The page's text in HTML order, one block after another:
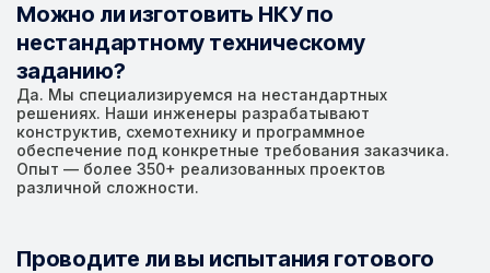
Можно ли изготовить НКУ по
нестандартному техническому
заданию?
Да. Мы специализируемся на нестандартных
решениях. Наши инженеры разрабатывают
конструктив, схемотехнику и программное
обеспечение под конкретные требования заказчика.
Опыт — более 350+ реализованных проектов
различной сложности.
Проводите ли вы испытания готового